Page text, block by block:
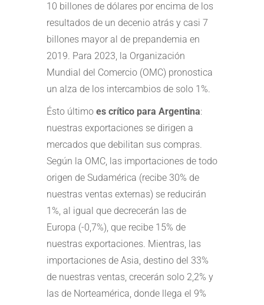
10 billones de dólares por encima de los
resultados de un decenio atrás y casi 7
billones mayor al de prepandemia en
2019. Para 2023, la Organización
Mundial del Comercio (OMC) pronostica
un alza de los intercambios de solo 1%.
Ésto último es crítico para Argentina:
nuestras exportaciones se dirigen a
mercados que debilitan sus compras.
Según la OMC, las importaciones de todo
origen de Sudamérica (recibe 30% de
nuestras ventas externas) se reducirán
1%, al igual que decrecerán las de
Europa (-0,7%), que recibe 15% de
nuestras exportaciones. Mientras, las
importaciones de Asia, destino del 33%
de nuestras ventas, crecerán solo 2,2% y
las de Norteamérica, donde llega el 9%